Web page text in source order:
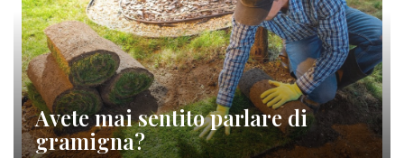
Avete mai sentito parlare di
gramigna?